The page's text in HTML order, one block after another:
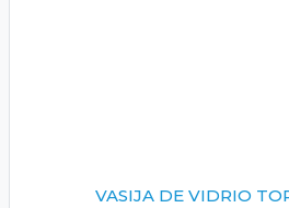
VASIJA DE VIDRIO